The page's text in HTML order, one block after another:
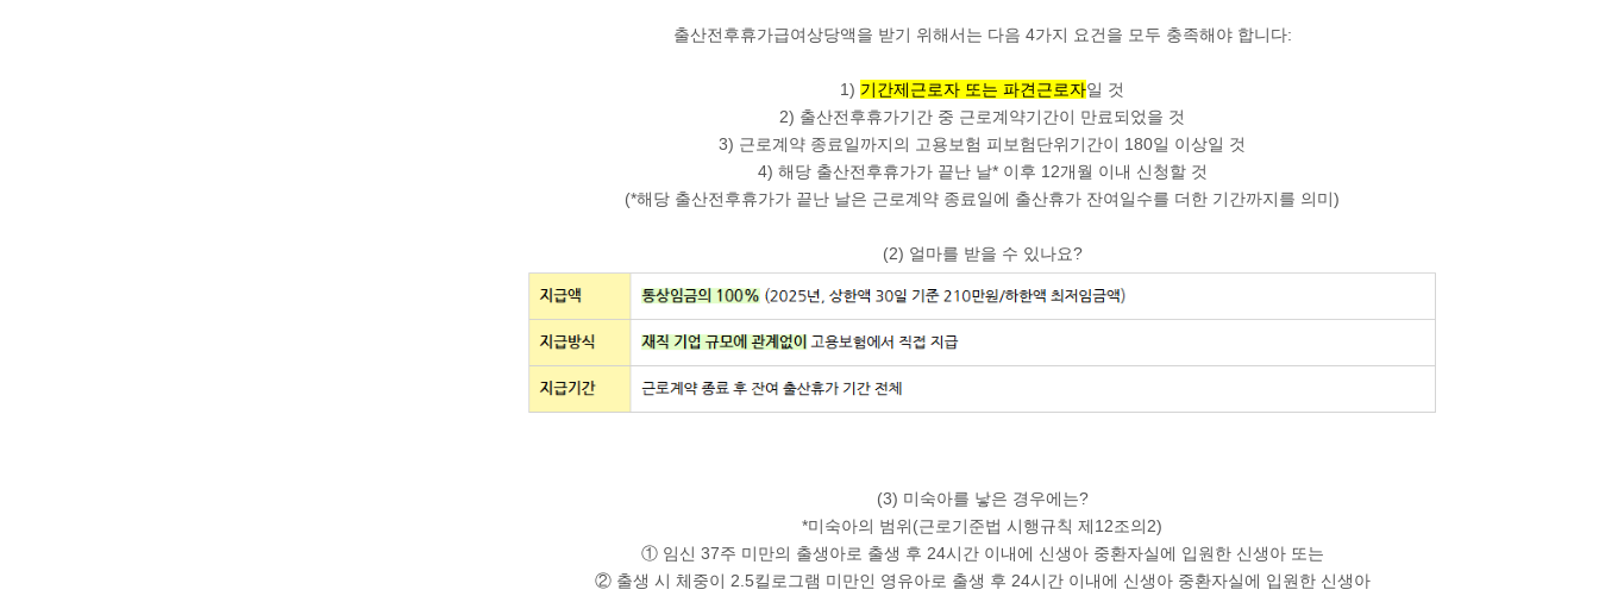
출산전후휴가급여상당액을 받기 위해서는 다음 4가지 요건을 모두 충족해야 합니다:
1) 기간제근로자 또는 파견근로자일 것
2) 출산전후휴가기간 중 근로계약기간이 만료되었을 것
3) 근로계약 종료일까지의 고용보험 피보험단위기간이 180일 이상일 것
4) 해당 출산전후휴가가 끝난 날* 이후 12개월 이내 신청할 것
(*해당 출산전후휴가가 끝난 날은 근로계약 종료일에 출산휴가 잔여일수를 더한 기간까지를 의미)
(2) 얼마를 받을 수 있나요?
(3) 미숙아를 낳은 경우에는?
*미숙아의 범위(근로기준법 시행규칙 제12조의2)
① 임신 37주 미만의 출생아로 출생 후 24시간 이내에 신생아 중환자실에 입원한 신생아 또는
② 출생 시 체중이 2.5킬로그램 미만인 영유아로 출생 후 24시간 이내에 신생아 중환자실에 입원한 신생아